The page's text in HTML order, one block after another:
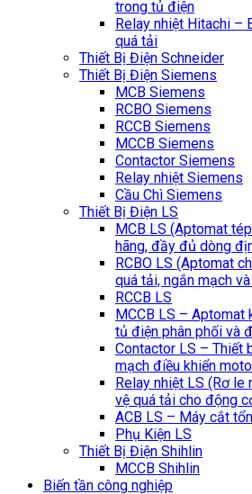
trong tủ điện
Relay nhiệt Hitachi –
quá tải
Thiết Bị Điện Schneider
Thiết Bị Điện Siemens
MCB Siemens
RCBO Siemens
RCCB Siemens
MCCB Siemens
Contactor Siemens
Relay nhiệt Siemens
Cầu Chì Siemens
Thiết Bị Điện LS
MCB LS (Aptomat
hãng, đầy đủ dòng
RCBO LS (Aptomat
quá tải, ngắn mạch
RCCB LS
MCCB LS – Aptomat
tủ điện phân phối và
Contactor LS – Thiết
mạch điều khiển
Relay nhiệt LS (Rơ
vệ quá tải cho động
ACB LS – Máy cắt
Phụ Kiện LS
Thiết Bị Điện Shihlin
MCCB Shihlin
Biến tần công nghiệp